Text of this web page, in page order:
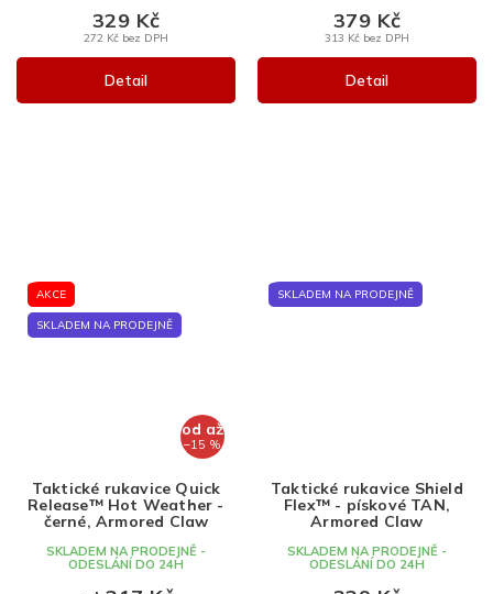
272 Kč bez DPH
329 Kč
Detail
313 Kč bez DPH
379 Kč
Detail
AKCE
SKLADEM NA PRODEJNĚ
od až
–15 %
Taktické rukavice Quick
Release™ Hot Weather -
černé, Armored Claw
SKLADEM NA PRODEJNĚ -
ODESLÁNÍ DO 24H
SKLADEM NA PRODEJNĚ
Taktické rukavice Shield
Flex™ - pískové TAN,
Armored Claw
SKLADEM NA PRODEJNĚ -
ODESLÁNÍ DO 24H